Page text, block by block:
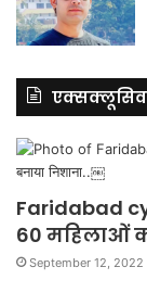
एक्सक्लूसिव
Faridabad
60 महिलाओं
September 12, 2022